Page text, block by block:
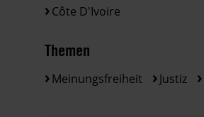
Côte D'Ivoire
Themen
Meinungsfreiheit Justiz